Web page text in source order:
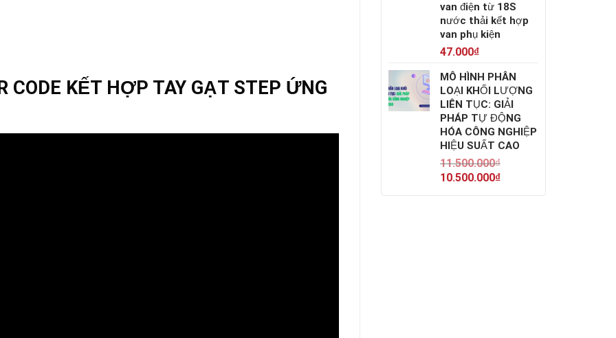
van điện từ 18S
nước thải kết hợp
van phụ kiện
47.000₫
MÔ HÌNH PHÂN
LOẠI KHỐI LƯỢNG
LIÊN TỤC: GIẢI
PHÁP TỰ ĐỘNG
HÓA CÔNG NGHIỆP
HIỆU SUẤT CAO
11.500.000₫
10.500.000₫
CODE KẾT HỢP TAY GẠT STEP ỨNG